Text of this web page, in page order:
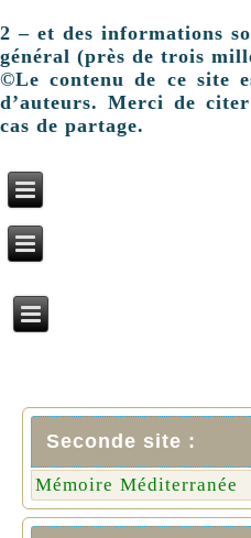
2 – et des informations
général (près de trois
©Le contenu de ce site
d’auteurs. Merci de
cas de partage.
Seconde site :
Mémoire Méditerranée